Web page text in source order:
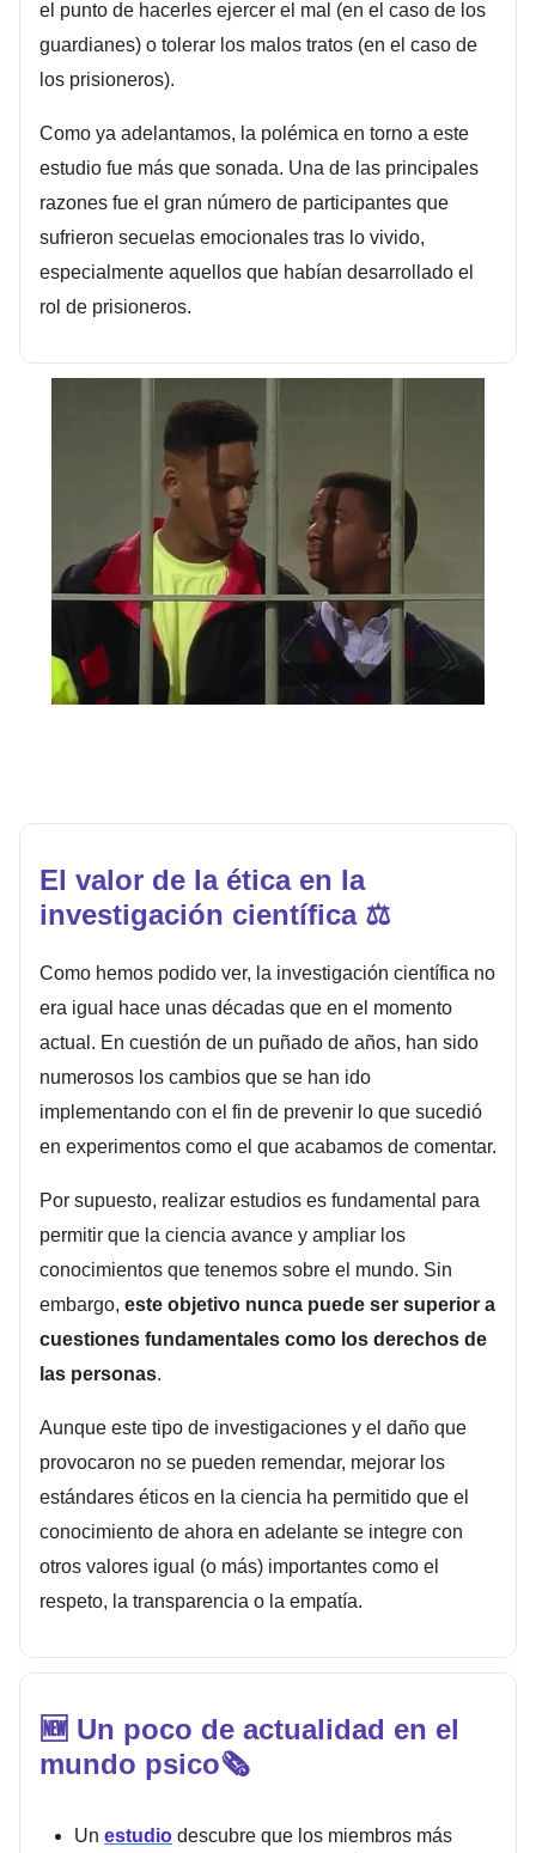
el punto de hacerles ejercer el mal (en el caso de los
guardianes) o tolerar los malos tratos (en el caso de
los prisioneros).
Como ya adelantamos, la polémica en torno a este
estudio fue más que sonada. Una de las principales
razones fue el gran número de participantes que
sufrieron secuelas emocionales tras lo vivido,
especialmente aquellos que habían desarrollado el
rol de prisioneros.
El valor de la ética en la
investigación científica ⚖️
Como hemos podido ver, la investigación científica no
era igual hace unas décadas que en el momento
actual. En cuestión de un puñado de años, han sido
numerosos los cambios que se han ido
implementando con el fin de prevenir lo que sucedió
en experimentos como el que acabamos de comentar.
Por supuesto, realizar estudios es fundamental para
permitir que la ciencia avance y ampliar los
conocimientos que tenemos sobre el mundo. Sin
embargo, este objetivo nunca puede ser superior a
cuestiones fundamentales como los derechos de
las personas.
Aunque este tipo de investigaciones y el daño que
provocaron no se pueden remendar, mejorar los
estándares éticos en la ciencia ha permitido que el
conocimiento de ahora en adelante se integre con
otros valores igual (o más) importantes como el
respeto, la transparencia o la empatía.
🆕 Un poco de actualidad en el
mundo psico🗞️
Un estudio descubre que los miembros más